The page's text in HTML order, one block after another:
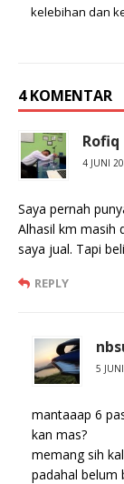
kelebihan dan
4 KOMENTAR
Rofiq
4 JUNI
Saya pernah
Alhasil km masih
saya jual. Tapi
REPLY
5
mantaaap 6
kan mas?
memang sih
padahal belum